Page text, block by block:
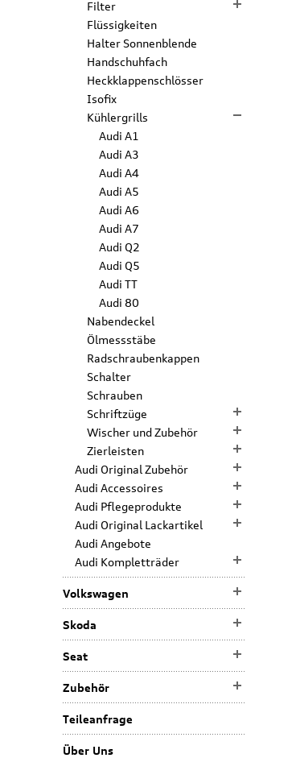
Filter
Flüssigkeiten
Halter Sonnenblende
Handschuhfach
Heckklappenschlösser
Isofix
Kühlergrills
Audi A1
Audi A3
Audi A4
Audi A5
Audi A6
Audi A7
Audi Q2
Audi Q5
Audi TT
Audi 80
Nabendeckel
Ölmessstäbe
Radschraubenkappen
Schalter
Schrauben
Schriftzüge
Wischer und Zubehör
Zierleisten
Audi Original Zubehör
Audi Accessoires
Audi Pflegeprodukte
Audi Original Lackartikel
Audi Angebote
Audi Kompletträder
Volkswagen
Skoda
Seat
Zubehör
Teileanfrage
Über Uns